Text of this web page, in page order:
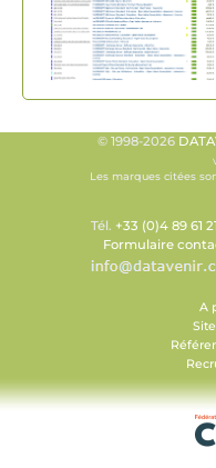
© 1998-2026
Les marques citées
Tél. +33 (0)4 89 61
Formulaire
A